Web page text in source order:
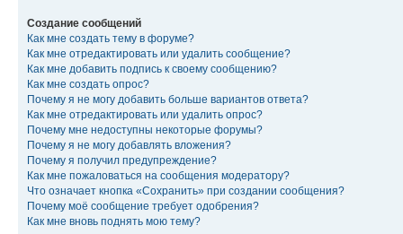
Создание сообщений
Как мне создать тему в форуме?
Как мне отредактировать или удалить сообщение?
Как мне добавить подпись к своему сообщению?
Как мне создать опрос?
Почему я не могу добавить больше вариантов ответа?
Как мне отредактировать или удалить опрос?
Почему мне недоступны некоторые форумы?
Почему я не могу добавлять вложения?
Почему я получил предупреждение?
Как мне пожаловаться на сообщения модератору?
Что означает кнопка «Сохранить» при создании сообщения?
Почему моё сообщение требует одобрения?
Как мне вновь поднять мою тему?